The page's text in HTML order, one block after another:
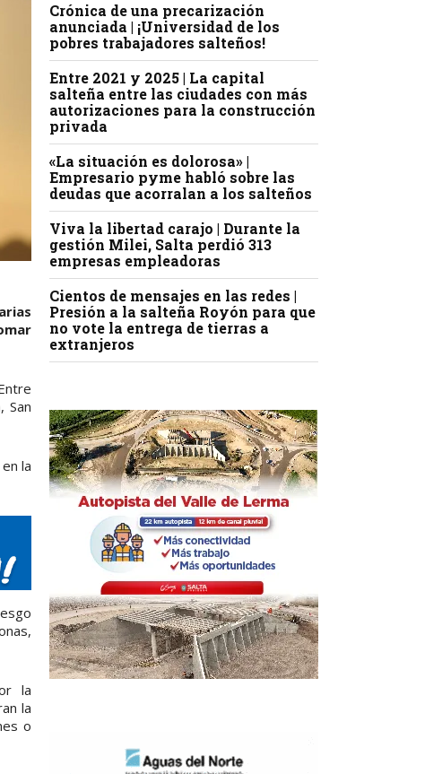
San
la
la
la
o
Crónica de una precarización
anunciada | ¡Universidad de los
pobres trabajadores salteños!
Entre 2021 y 2025 | La capital
salteña entre las ciudades con más
autorizaciones para la construcción
privada
«La situación es dolorosa» |
Empresario pyme habló sobre las
deudas que acorralan a los salteños
Viva la libertad carajo | Durante la
gestión Milei, Salta perdió 313
empresas empleadoras
Cientos de mensajes en las redes |
Presión a la salteña Royón para que
no vote la entrega de tierras a
extranjeros